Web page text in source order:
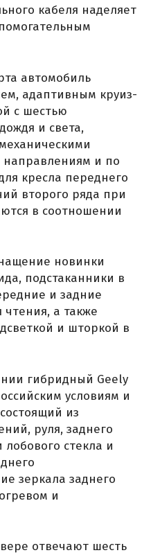
кабеля наделяет
автомобиль
адаптивным круиз-
с шестью
и света,
направлениям и по
кресла переднего
второго ряда при
в соотношении
новинки
подстаканники в
и задние
а также
и шторкой в
гибридный Geely
условиям и
из
руля, заднего
лобового стекла и
зеркала заднего
и
отвечают шесть